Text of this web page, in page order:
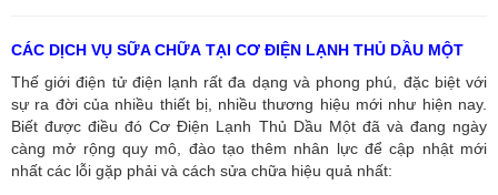
CÁC DỊCH VỤ SỮA CHỮA TẠI CƠ ĐIỆN LẠNH THỦ DẦU MỘT
Thế giới điện tử điện lạnh rất đa dạng và phong phú, đặc biệt với
sự ra đời của nhiều thiết bị, nhiều thương hiệu mới như hiện nay.
Biết được điều đó Cơ Điện Lạnh Thủ Dầu Một đã và đang ngày
càng mở rộng quy mô, đào tạo thêm nhân lực để cập nhật mới
nhất các lỗi gặp phải và cách sửa chữa hiệu quả nhất: